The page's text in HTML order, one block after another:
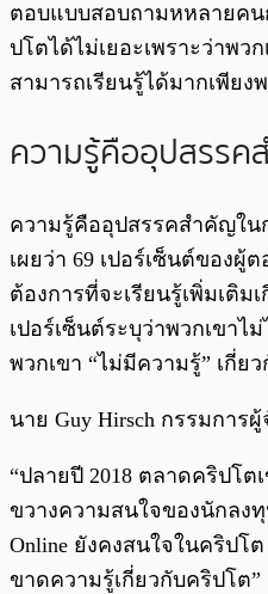
ตอบแบบสอบถามหหลายคน
ปโตได้ไม่เยอะเพราะว่าพว
สามารถเรียนรู้ได้มากเพียง
ความรู้คืออุปสรร
ความรู้คืออุปสรรคสำคัญใน
เผยว่า 69 เปอร์เซ็นต์ของผู้
ต้องการที่จะเรียนรู้เพิ่มเติม
เปอร์เซ็นต์ระบุว่าพวกเขาไ
พวกเขา “ไม่มีความรู้” เกี่ย
นาย Guy Hirsch กรรมการ
“ปลายปี 2018 ตลาดคริปโ
ขวางความสนใจของนักลง
Online ยังคงสนใจในคริปโ
ขาดความรู้เกี่ยวกับคริปโต”